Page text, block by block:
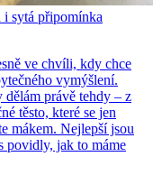
sytá připomínka
ve chvíli, kdy chce
vymýšlení.
právě tehdy – z
těsto, které se jen
mákem. Nejlepší jsou
povidly, jak to máme